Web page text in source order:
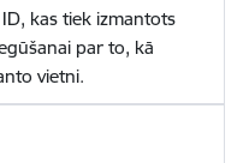
kas tiek izmantots
par to, kā
vietni.